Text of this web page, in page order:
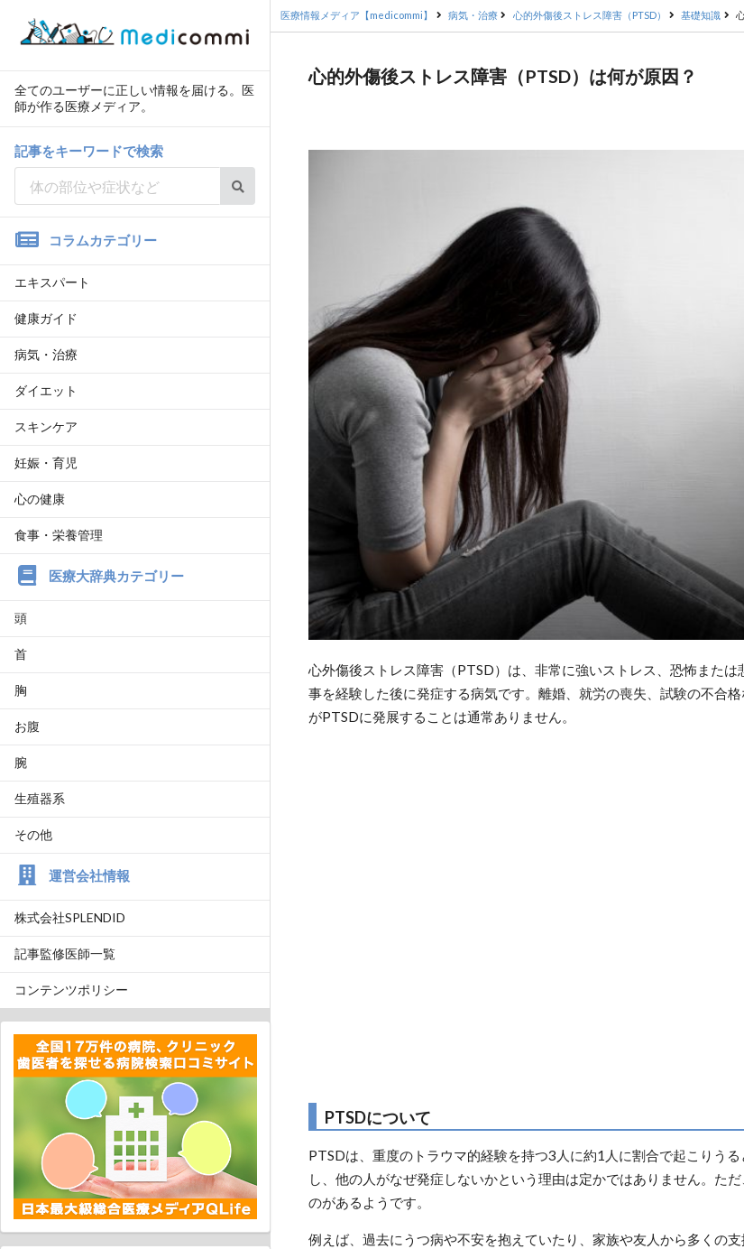
全てのユーザーに正しい情報を届ける。医
師が作る医療メディア。
記事をキーワードで検索
コラムカテゴリー
エキスパート
健康ガイド
病気・治療
ダイエット
スキンケア
妊娠・育児
心の健康
食事・栄養管理
医療大辞典カテゴリー
頭
首
胸
お腹
腕
生殖器系
その他
運営会社情報
株式会社SPLENDID
記事監修医師一覧
コンテンツポリシー
医療情報メディア【medicommi】 病気・治療 心的外傷後ストレス障害（PTSD） 基礎知識
心的外傷後ストレス障害（PTSD）は何が原因？
心外傷後ストレス障害（PTSD）は、非常に強いストレス、恐怖また
事を経験した後に発症する病気です。離婚、就労の喪失、試験の不合
がPTSDに発展することは通常ありません。
PTSDについて
PTSDは、重度のトラウマ的経験を持つ3人に約1人に割合で起こりう
し、他の人がなぜ発症しないかという理由は定かではありません。た
のがあるようです。
例えば、過去にうつ病や不安を抱えていたり、家族や友人から多くの